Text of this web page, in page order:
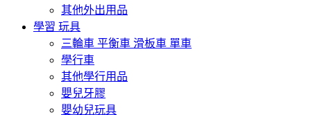
其他外出用品
學習 玩具
三輪車 平衡車 滑板車 單車
學行車
其他學行用品
嬰兒牙膠
嬰幼兒玩具